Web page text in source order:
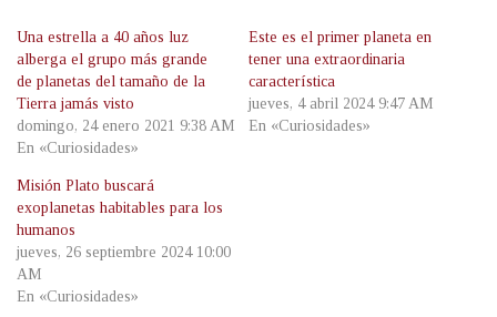
Una estrella a 40 años luz
alberga el grupo más grande
de planetas del tamaño de la
Tierra jamás visto
domingo, 24 enero 2021 9:38 AM
En «Curiosidades»
Este es el primer planeta en
tener una extraordinaria
característica
jueves, 4 abril 2024 9:47 AM
En «Curiosidades»
Misión Plato buscará
exoplanetas habitables para los
humanos
jueves, 26 septiembre 2024 10:00
AM
En «Curiosidades»